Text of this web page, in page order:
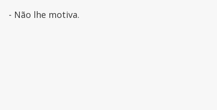
- Não lhe motiva.